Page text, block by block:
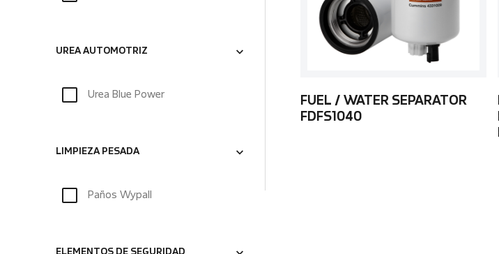
UREA AUTOMOTRIZ
Urea Blue Power
LIMPIEZA PESADA
Paños Wypall
FUEL / WATER SEPARATOR
FDFS1040